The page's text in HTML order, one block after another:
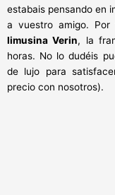
estabais pensando en
a vuestro amigo.
limusina Verin, la
horas. No lo dudéis
de lujo para
precio con nosotros).